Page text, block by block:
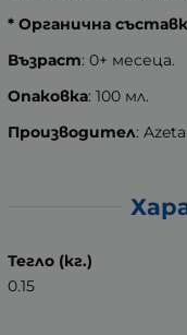
* Органична
Възраст: 0+ месеца.
Опаковка: 100 мл.
Производител:
Тегло (кг.)
0.15